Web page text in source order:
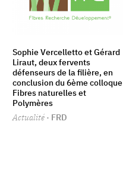
Sophie Vercelletto et Gérard
Liraut, deux fervents
défenseurs de la filière, en
conclusion du 6ème colloque
Fibres naturelles et
Polymères
Actualité · FRD